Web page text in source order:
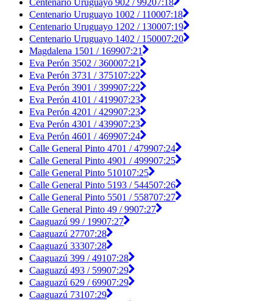
Centenario Uruguayo 902 / 99207:18
Centenario Uruguayo 1002 / 110007:18
Centenario Uruguayo 1202 / 130007:19
Centenario Uruguayo 1402 / 150007:20
Magdalena 1501 / 169907:21
Eva Perón 3502 / 360007:21
Eva Perón 3731 / 375107:22
Eva Perón 3901 / 399907:22
Eva Perón 4101 / 419907:23
Eva Perón 4201 / 429907:23
Eva Perón 4301 / 439907:23
Eva Perón 4601 / 469907:24
Calle General Pinto 4701 / 479907:24
Calle General Pinto 4901 / 499907:25
Calle General Pinto 510107:25
Calle General Pinto 5193 / 544507:26
Calle General Pinto 5501 / 558707:27
Calle General Pinto 49 / 9907:27
Caaguazú 99 / 19907:27
Caaguazú 27707:28
Caaguazú 33307:28
Caaguazú 399 / 49107:28
Caaguazú 493 / 59907:29
Caaguazú 629 / 69907:29
Caaguazú 73107:29